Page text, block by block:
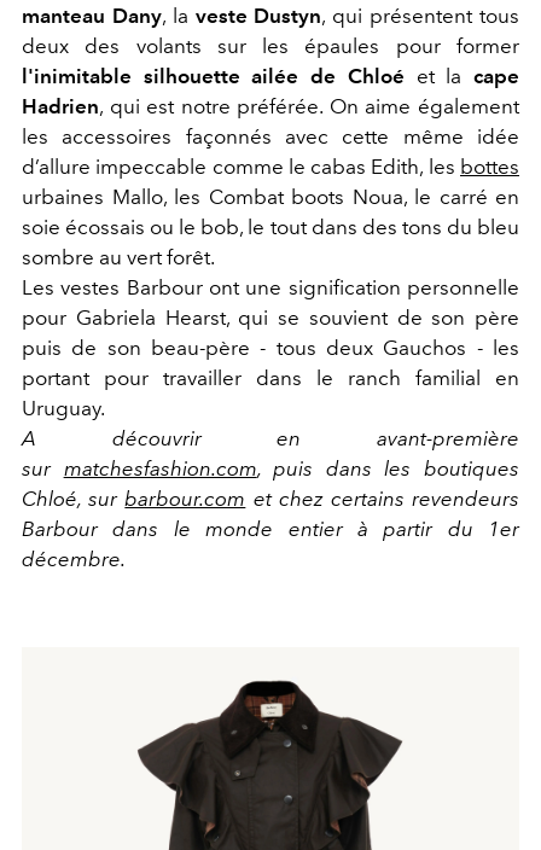
manteau Dany, la veste Dustyn, qui présentent tous
deux des volants sur les épaules pour former
l'inimitable silhouette ailée de Chloé et lacape
Hadrien, qui est notre préférée. On aime également
les accessoires façonnés avec cette même idée
d’allure impeccable comme le cabas Edith, les bottes
urbaines Mallo, les Combat boots Noua, le carré en
soie écossais ou le bob, le tout dans des tons du bleu
sombre au vert forêt.
Les vestes Barbour ont une signification personnelle
pour Gabriela Hearst, qui se souvient de son père
puis de son beau-père - tous deux Gauchos - les
portant pour travailler dans le ranch familial en
Uruguay.
A découvrir en avant-première
sur matchesfashion.com, puis dans les boutiques
Chloé, surbarbour.com et chez certains revendeurs
Barbour dans le monde entier à partir du 1er
décembre.